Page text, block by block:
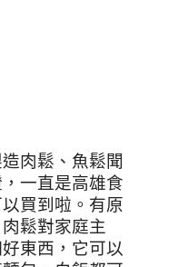
肉鬆、魚鬆聞
一直是高雄食
買到啦。有原
鬆對家庭主
東西，它可以